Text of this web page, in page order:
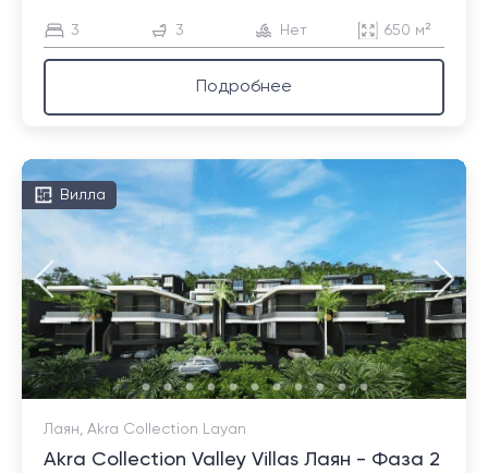
3 3 Нет 650 м²
Подробнее
Вилла
Лаян, Akra Collection Layan
Akra Collection Valley Villas Лаян - Фаза 2